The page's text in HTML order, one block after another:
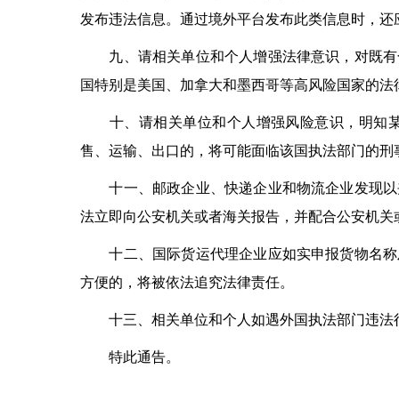
发布违法信息。通过境外平台发布此类信息时，
九、请相关单位和个人增强法律意识，对既有
国特别是美国、加拿大和墨西哥等高风险国家的
十、请相关单位和个人增强风险意识，明知某
售、运输、出口的，将可能面临该国执法部门的刑
十一、邮政企业、快递企业和物流企业发现以
法立即向公安机关或者海关报告，并配合公安机
十二、国际货运代理企业应如实申报货物名称
方便的，将被依法追究法律责任。
十三、相关单位和个人如遇外国执法部门违法
特此通告。